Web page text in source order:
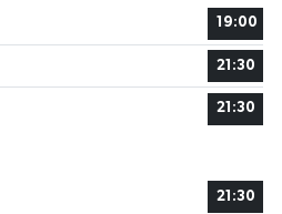
19:00
21:30
21:30
21:30